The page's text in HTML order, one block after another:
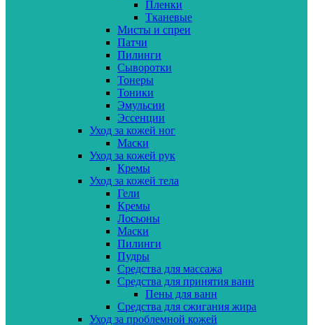
Пленки
Тканевые
Мисты и спреи
Патчи
Пилинги
Сыворотки
Тонеры
Тоники
Эмульсии
Эссенции
Уход за кожей ног
Маски
Уход за кожей рук
Кремы
Уход за кожей тела
Гели
Кремы
Лосьоны
Маски
Пилинги
Пудры
Средства для массажа
Средства для принятия ванн
Пены для ванн
Средства для сжигания жира
Уход за проблемной кожей